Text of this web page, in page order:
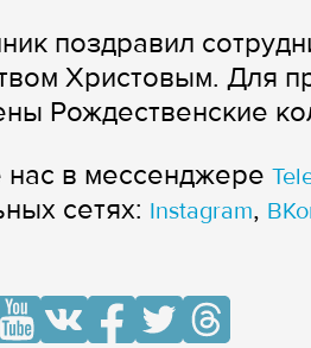
поздравил
Христовым. Для
Рождественские
нас в мессенджере
сетях: Instagram,